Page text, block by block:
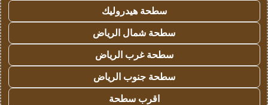
سطحة هيدروليك
سطحة شمال الرياض
سطحة غرب الرياض
سطحة جنوب الرياض
اقرب سطحة